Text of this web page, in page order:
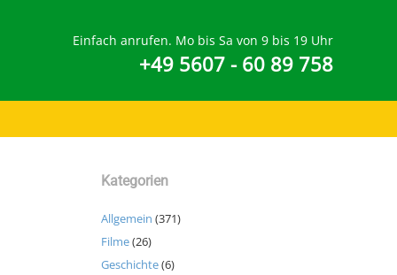
Einfach anrufen. Mo bis Sa von 9 bis 19 Uhr
+49 5607 - 60 89 758
Kategorien
Allgemein (371)
Filme(26)
Geschichte(6)